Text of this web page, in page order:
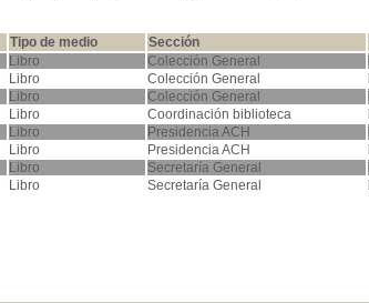
Tipo de medio Sección
Libro Colección General
Libro Colección General
Libro Colección General
Libro Coordinación biblioteca
Libro Presidencia ACH
Libro Presidencia ACH
Libro Secretaría General
Libro Secretaría General